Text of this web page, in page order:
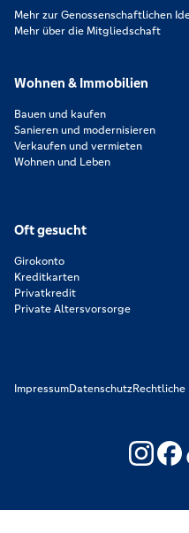
Mehr zur Genossenschaftlichen
Mehr über die Mitgliedschaft
Wohnen & Immobilien
Bauen und kaufen
Sanieren und modernisieren
Verkaufen und vermieten
Wohnen und Leben
Oft gesucht
Girokonto
Kreditkarten
Privatkredit
Private Altersvorsorge
ImpressumDatenschutzRechtliche